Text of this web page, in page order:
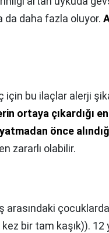
da daha fazla oluyor.
için bu ilaçlar alerji
ortaya çıkardığı en
önce
zararlı olabilir.
arasındaki
bir tam kaşık)). 12